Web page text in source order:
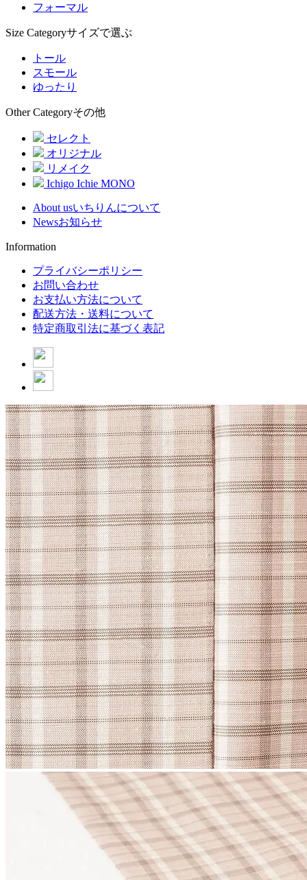
フォーマル
Size Categoryサイズで選ぶ
トール
スモール
ゆったり
Other Categoryその他
セレクト
オリジナル
リメイク
Ichigo Ichie MONO
About usいちりんについて
Newsお知らせ
Information
プライバシーポリシー
お問い合わせ
お支払い方法について
配送方法・送料について
特定商取引法に基づく表記